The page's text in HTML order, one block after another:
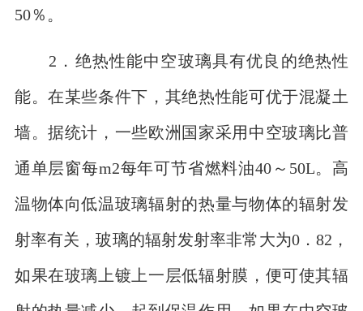
50％。
2．绝热性能中空玻璃具有优良的绝热性
能。在某些条件下，其绝热性能可优于混凝土
墙。据统计，一些欧洲国家采用中空玻璃比普
通单层窗每m2每年可节省燃料油40～50L。高
温物体向低温玻璃辐射的热量与物体的辐射发
射率有关，玻璃的辐射发射率非常大为0．82，
如果在玻璃上镀上一层低辐射膜，便可使其辐